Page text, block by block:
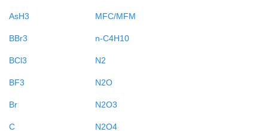
AsH3
BBr3
BCl3
BF3
Br
C
MFC/MFM
n-C4H10
N2
N2O
N2O3
N2O4